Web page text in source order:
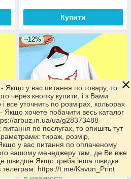
Купити
XS
–12%
Футболка жіноча біла з
принтом "Я люблю Ярика.
Серце з крилами " Push IT XS
Якщо у вас питання по товару, то
через кнопку купити, і з Вами
все уточнить по розмірах, кольорах
Якщо хочете побачити весь каталог
arbuz.in.ua/ua/g28373488-
по послугах, то опишіть тут
тираж, розмір,
Якщо у вас питання по оплаченому
вашому менеджеру там, де Ви вже
швидше Якщо треба інша швидка
телеграм: https://t.me/Kavun_Print